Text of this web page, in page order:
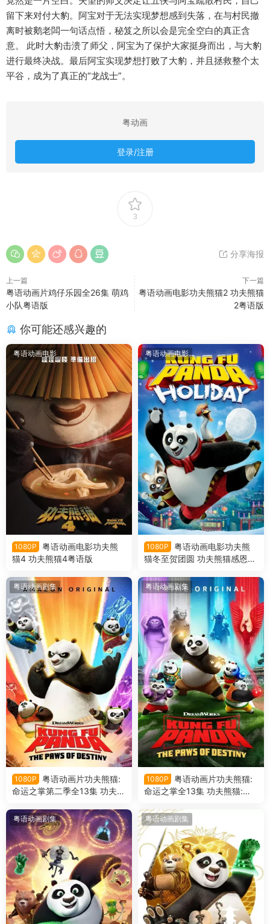
留下来对付大豹。阿宝对于无法实现梦想感到失落，在与村民撤
离时被鹅老闆一句话点悟，秘笈之所以会是完全空白的真正含
意。 此时大豹击溃了师父，阿宝为了保护大家挺身而出，与大豹
进行最终决战。最后阿宝实现梦想打败了大豹，并且拯救整个太
平谷，成为了真正的“龙战士”。
粤动画
登录/注册
3
分享海报
上一篇
粤语动画片鸡仔乐园全26集 萌鸡
小队粤语版
下一篇
粤语动画电影功夫熊猫2 功夫熊猫
2粤语版
你可能还感兴趣的
粤语动画电影
1080P
粤语动画电影功夫熊
猫4 功夫熊猫4粤语版
粤语动画电影
1080P
粤语动画电影功夫熊
猫冬至贺团圆 功夫熊猫感恩节
粤语动画剧集
1080P
粤语动画片功夫熊猫:
命运之掌第二季全13集 功夫熊
粤语动画剧集
1080P
粤语动画片功夫熊猫:
命运之掌全13集 功夫熊猫:命
粤语动画剧集 粤语动画剧集